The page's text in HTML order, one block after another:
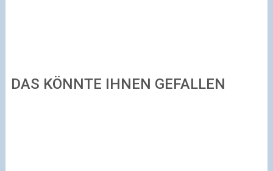
DAS KÖNNTE IHNEN GEFALLEN